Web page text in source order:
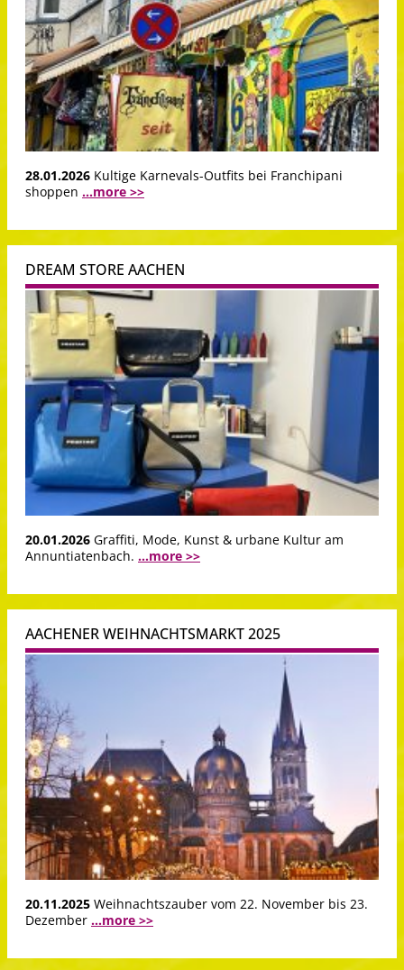
28.01.2026 Kultige Karnevals-Outfits bei Franchipani
shoppen ...more >>
DREAM STORE AACHEN
20.01.2026 Graffiti, Mode, Kunst & urbane Kultur am
Annuntiatenbach. ...more >>
AACHENER WEIHNACHTSMARKT 2025
20.11.2025 Weihnachtszauber vom 22. November bis 23.
Dezember ...more >>